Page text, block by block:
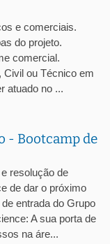
e comerciais.
do projeto.
comercial.
Civil ou Técnico em
atuado no ...
- Bootcamp de
resolução de
de dar o próximo
entrada do Grupo
A sua porta de
na áre...